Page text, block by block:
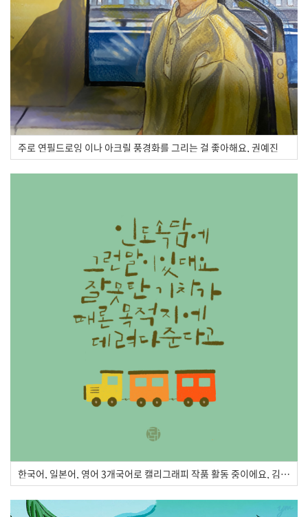
주로 연필드로잉 이나 아크릴 풍경화를 그리는 걸 좋아해요, 권예진
한국어, 일본어, 영어 3개국어로 캘리그래피 작품 활동 중이에요, 김단비 작가